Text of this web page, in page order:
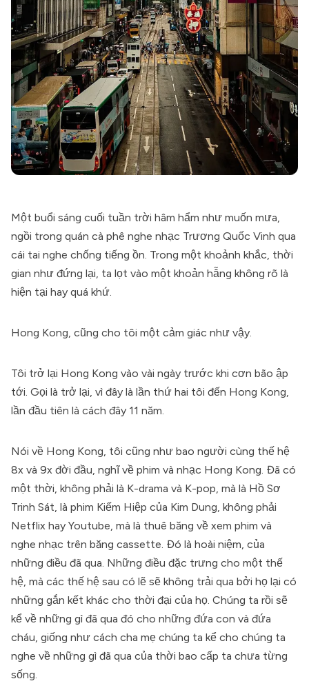
Một buổi sáng cuối tuần trời hâm hẩm như muốn mưa,
ngồi trong quán cà phê nghe nhạc Trương Quốc Vinh qua
cái tai nghe chống tiếng ồn. Trong một khoảnh khắc, thời
gian như đứng lại, ta lọt vào một khoản hẫng không rõ là
hiện tại hay quá khứ.
Hong Kong, cũng cho tôi một cảm giác như vậy.
Tôi trở lại Hong Kong vào vài ngày trước khi cơn bão ập
tới. Gọi là trở lại, vì đây là lần thứ hai tôi đến Hong Kong,
lần đầu tiên là cách đây 11 năm.
Nói về Hong Kong, tôi cũng như bao người cùng thế hệ
8x và 9x đời đầu, nghĩ về phim và nhạc Hong Kong. Đã có
một thời, không phải là K-drama và K-pop, mà là Hồ Sơ
Trinh Sát, là phim Kiếm Hiệp của Kim Dung, không phải
Netflix hay Youtube, mà là thuê băng về xem phim và
nghe nhạc trên băng cassette. Đó là hoài niệm, của
những điều đã qua. Những điều đặc trưng cho một thế
hệ, mà các thế hệ sau có lẽ sẽ không trải qua bởi họ lại có
những gắn kết khác cho thời đại của họ. Chúng ta rồi sẽ
kể về những gì đã qua đó cho những đứa con và đứa
cháu, giống như cách cha mẹ chúng ta kể cho chúng ta
nghe về những gì đã qua của thời bao cấp ta chưa từng
sống.